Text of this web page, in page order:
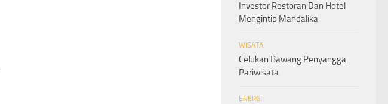
Investor Restoran Dan Hotel
Mengintip Mandalika
WISATA
Celukan Bawang Penyangga
Pariwisata
ENERGI